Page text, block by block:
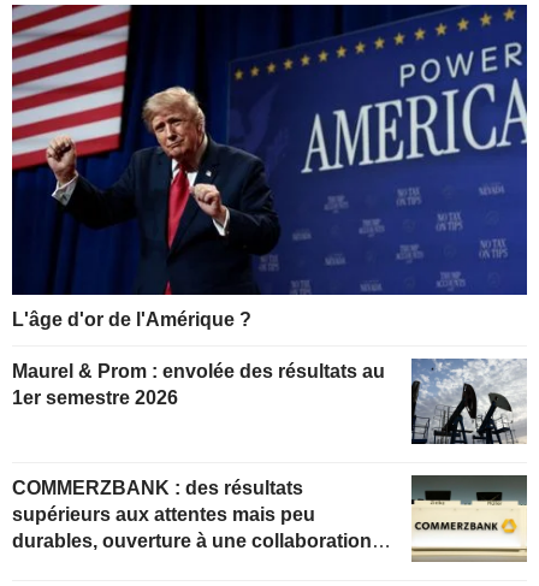
L'âge d'or de l'Amérique ?
Maurel & Prom : envolée des résultats au
1er semestre 2026
COMMERZBANK : des résultats
supérieurs aux attentes mais peu
durables, ouverture à une collaboration